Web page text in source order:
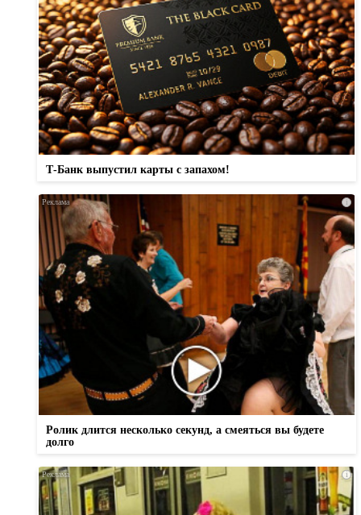
Т-Банк выпустил карты с запахом!
i
Ролик длится несколько секунд, а смеяться вы будете
долго
i